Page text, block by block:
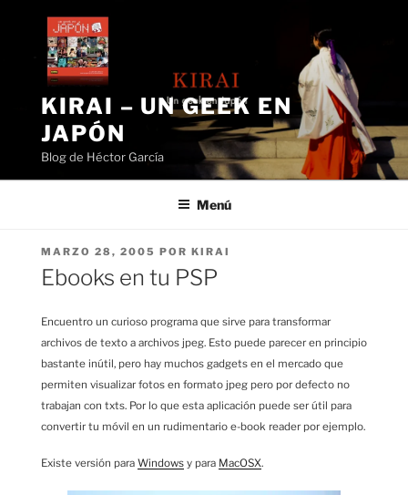
contenido
KIRAI – UN GEEK EN
JAPÓN
Blog de Héctor García
Menú
PUBLICADO
EL
MARZO 28, 2005 POR KIRAI
Ebooks en tu PSP
Encuentro un curioso programa que sirve para transformar
archivos de texto a archivos jpeg. Esto puede parecer en principio
bastante inútil, pero hay muchos gadgets en el mercado que
permiten visualizar fotos en formato jpeg pero por defecto no
trabajan con txts. Por lo que esta aplicación puede ser útil para
convertir tu móvil en un rudimentario e-book reader por ejemplo.
Existe versión para Windows y para MacOSX.